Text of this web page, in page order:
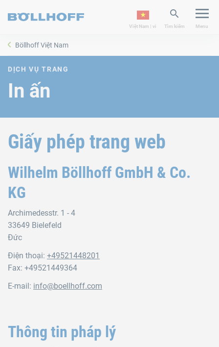
Việt Nam | vi Tìm kiếm Menu
Böllhoff Việt Nam
DỊCH VỤ TRANG
In ấn
Giấy phép trang web
Wilhelm Böllhoff GmbH & Co.
KG
Archimedesstr. 1 - 4
33649 Bielefeld
Đức
Điện thoại: +49521448201
Fax: +49521449364
E-mail: info@boellhoff.com
Thông tin pháp lý